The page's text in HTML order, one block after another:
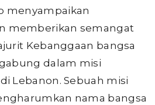
menyampaikan
memberikan semangat
Kebanggaan bangsa
dalam misi
Lebanon. Sebuah misi
nama bangsa